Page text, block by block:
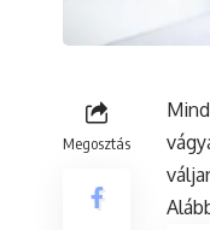
Megosztás